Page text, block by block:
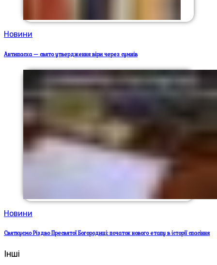
Новини
Антипасха — свято утвердження віри через сумнів
Новини
Святкуємо Різдво Пресвятої Богородиці: початок нового етапу в історії спасіння
Інші